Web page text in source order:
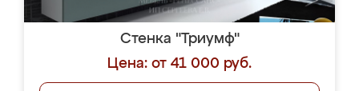
Стенка "Триумф"
Цена: от 41 000 руб.